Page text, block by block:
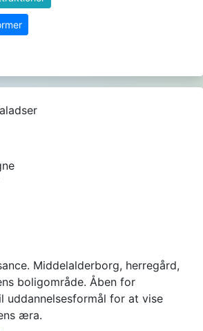
Middelalderborg, herregård,
boligområde. Åben for
uddannelsesformål for at vise
æra.